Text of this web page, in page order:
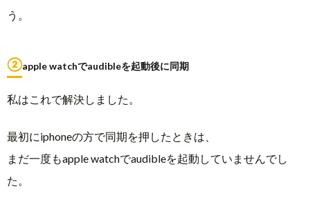
う。
②apple watchでaudibleを起動後に同期
私はこれで解決しました。
最初にiphoneの方で同期を押したときは、
まだ一度もapple watchでaudibleを起動していませんでし
た。